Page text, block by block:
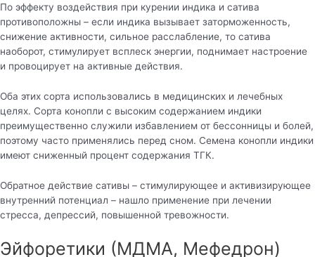
По эффекту воздействия при курении индика и сатива
противоположны – если индика вызывает заторможенность,
снижение активности, сильное расслабление, то сатива
наоборот, стимулирует всплеск энергии, поднимает настроение
и провоцирует на активные действия.
Оба этих сорта использовались в медицинских и лечебных
целях. Сорта конопли с высоким содержанием индики
преимущественно служили избавлением от бессонницы и болей,
поэтому часто применялись перед сном. Семена конопли индики
имеют сниженный процент содержания ТГК.
Обратное действие сативы – стимулирующее и активизирующее
внутренний потенциал – нашло применение при лечении
стресса, депрессий, повышенной тревожности.
Эйфоретики (МДМА, Мефедрон)